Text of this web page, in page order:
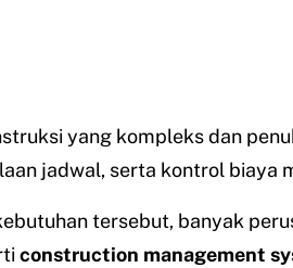
yang kompleks dan
jadwal, serta kontrol biaya
tersebut, banyak
construction management